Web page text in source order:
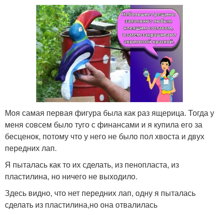
Моя самая первая фигура была как раз ящерица. Тогда у
меня совсем было туго с финансами и я купила его за
бесценок, потому что у него не было пол хвоста и двух
передних лап.
Я пыталась как то их сделать, из пенопласта, из
пластилина, но ничего не выходило.
Здесь видно, что нет передних лап, одну я пыталась
сделать из пластилина,но она отвалилась